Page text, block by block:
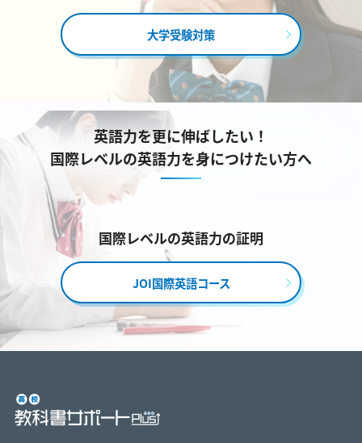
大学受験対策
英語力を更に伸ばしたい！
国際レベルの英語力を身につけたい方へ
国際レベルの英語力の証明
JOI国際英語コース